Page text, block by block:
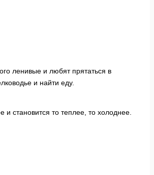
ленивые и любят прятаться в
и найти еду.
становится то теплее, то холоднее.